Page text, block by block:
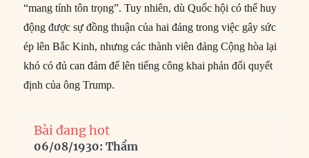
“mang tính tôn trọng”. Tuy nhiên, dù Quốc hội có thể huy
động được sự đồng thuận của hai đảng trong việc gây sức
ép lên Bắc Kinh, nhưng các thành viên đảng Cộng hòa lại
khó có đủ can đảm để lên tiếng công khai phản đối quyết
định của ông Trump.
Bài đang hot
06/08/1930: Thẩm